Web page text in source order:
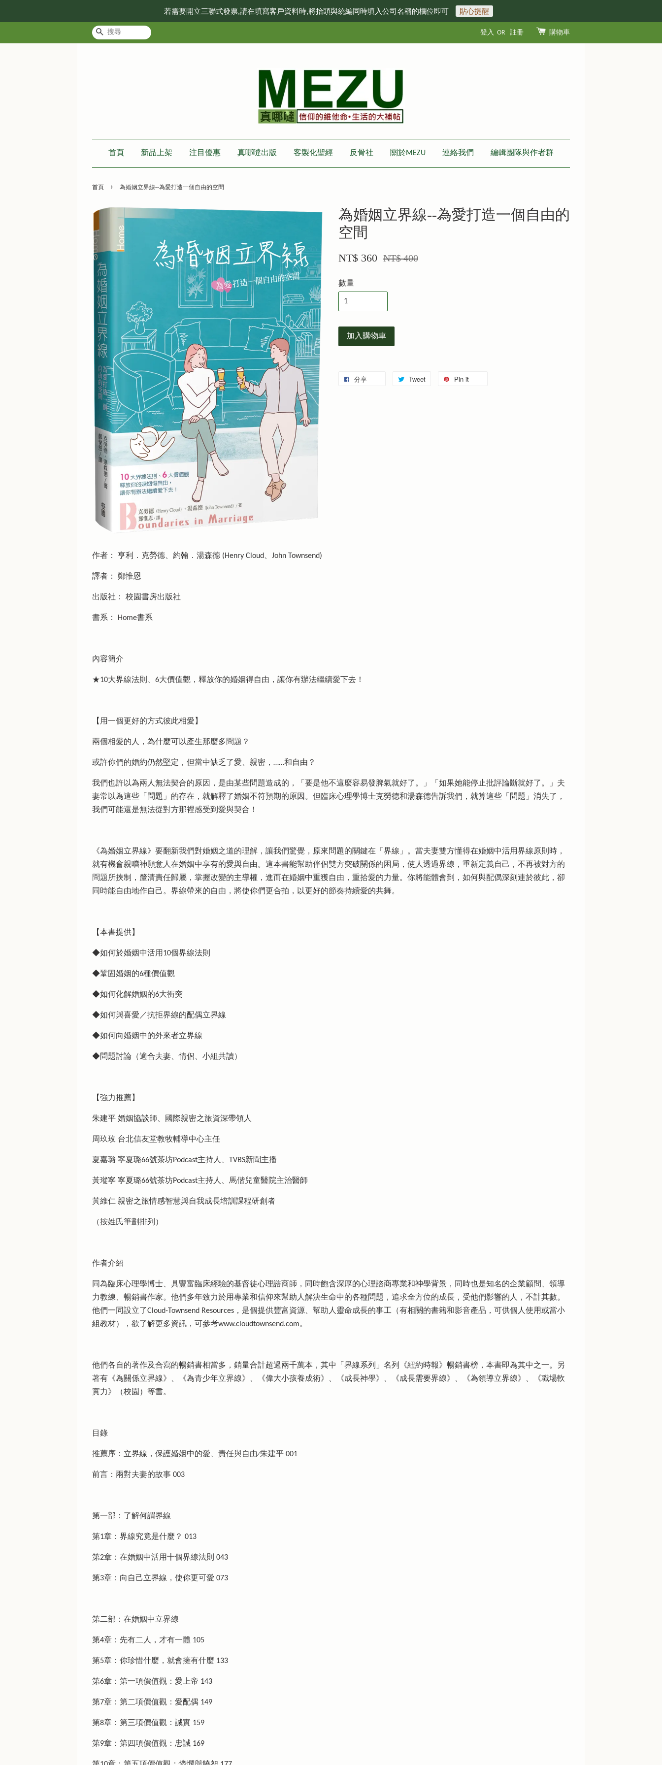
若需要開立三聯式發票,請在填寫客戶資料時,將抬頭與統編同時填入公司名稱的欄位即可 貼心提醒
搜尋 登入 OR 註冊 購物車
首頁 新品上架 注目優惠 真哪噠出版 客製化聖經 反骨社 關於MEZU 連絡我們 編輯團隊與作者群
首頁 › 為婚姻立界線--為愛打造一個自由的空間
為婚姻立界線--為愛打造一個自由的
空間
NT$ 360 NT$ 400
數量
加入購物車
分享 Tweet Pin it
作者： 亨利．克勞德、約翰．湯森德 (Henry Cloud、John Townsend)
譯者： 鄭惟恩
出版社： 校園書房出版社
書系： Home書系
內容簡介
★10大界線法則、6大價值觀，釋放你的婚姻得自由，讓你有辦法繼續愛下去！
【用一個更好的方式彼此相愛】
兩個相愛的人，為什麼可以產生那麼多問題？
或許你們的婚約仍然堅定，但當中缺乏了愛、親密，……和自由？
我們也許以為兩人無法契合的原因，是由某些問題造成的，「要是他不這麼容易發脾氣就好了。」「如果她能停止批評論斷就好了。」夫
妻常以為這些「問題」的存在，就解釋了婚姻不符預期的原因。但臨床心理學博士克勞德和湯森德告訴我們，就算這些「問題」消失了，
我們可能還是無法從對方那裡感受到愛與契合！
《為婚姻立界線》要翻新我們對婚姻之道的理解，讓我們驚覺，原來問題的關鍵在「界線」。當夫妻雙方懂得在婚姻中活用界線原則時，
就有機會親嚐神願意人在婚姻中享有的愛與自由。這本書能幫助伴侶雙方突破關係的困局，使人透過界線，重新定義自己，不再被對方的
問題所挾制，釐清責任歸屬，掌握改變的主導權，進而在婚姻中重獲自由，重拾愛的力量。你將能體會到，如何與配偶深刻連於彼此，卻
同時能自由地作自己。界線帶來的自由，將使你們更合拍，以更好的節奏持續愛的共舞。
【本書提供】
◆如何於婚姻中活用10個界線法則
◆鞏固婚姻的6種價值觀
◆如何化解婚姻的6大衝突
◆如何與喜愛／抗拒界線的配偶立界線
◆如何向婚姻中的外來者立界線
◆問題討論（適合夫妻、情侶、小組共讀）
【強力推薦】
朱建平 婚姻協談師、國際親密之旅資深帶領人
周玖玫 台北信友堂教牧輔導中心主任
夏嘉璐 寧夏璐66號茶坊Podcast主持人、TVBS新聞主播
黃瑽寧 寧夏璐66號茶坊Podcast主持人、馬偕兒童醫院主治醫師
黃維仁 親密之旅情感智慧與自我成長培訓課程研創者
（按姓氏筆劃排列）
作者介紹
同為臨床心理學博士、具豐富臨床經驗的基督徒心理諮商師，同時飽含深厚的心理諮商專業和神學背景，同時也是知名的企業顧問、領導
力教練、暢銷書作家。他們多年致力於用專業和信仰來幫助人解決生命中的各種問題，追求全方位的成長，受他們影響的人，不計其數。
他們一同設立了Cloud-Townsend Resources，是個提供豐富資源、幫助人靈命成長的事工（有相關的書籍和影音產品，可供個人使用或當小
組教材），欲了解更多資訊，可參考www.cloudtownsend.com。
他們各自的著作及合寫的暢銷書相當多，銷量合計超過兩千萬本，其中「界線系列」名列《紐約時報》暢銷書榜，本書即為其中之一。另
著有《為關係立界線》、《為青少年立界線》、《偉大小孩養成術》、《成長神學》、《成長需要界線》、《為領導立界線》、《職場軟
實力》（校園）等書。
目錄
推薦序：立界線，保護婚姻中的愛、責任與自由∕朱建平 001
前言：兩對夫妻的故事 003
第一部：了解何謂界線
第1章：界線究竟是什麼？ 013
第2章：在婚姻中活用十個界線法則 043
第3章：向自己立界線，使你更可愛 073
第二部：在婚姻中立界線
第4章：先有二人，才有一體 105
第5章：你珍惜什麼，就會擁有什麼 133
第6章：第一項價值觀：愛上帝 143
第7章：第二項價值觀：愛配偶 149
第8章：第三項價值觀：誠實 159
第9章：第四項價值觀：忠誠 169